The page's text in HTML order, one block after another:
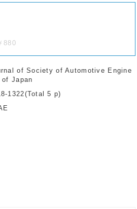
880
of Society of Automotive Engine
of Japan
1322(Total 5 p)